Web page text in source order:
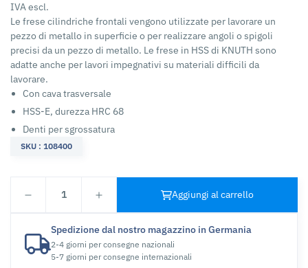
IVA escl.
Le frese cilindriche frontali vengono utilizzate per lavorare un
pezzo di metallo in superficie o per realizzare angoli o spigoli
precisi da un pezzo di metallo. Le frese in HSS di KNUTH sono
adatte anche per lavori impegnativi su materiali difficili da
lavorare.
Con cava trasversale
HSS-E, durezza HRC 68
Denti per sgrossatura
SKU : 108400
1 Aggiungi al carrello
Spedizione dal nostro magazzino in Germania
2-4 giorni per consegne nazionali
5-7 giorni per consegne internazionali